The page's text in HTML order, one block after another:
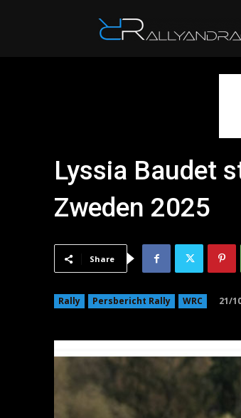
Lyssia Baudet
Zweden 2025
Share
Rally Persbericht Rally WRC 21/